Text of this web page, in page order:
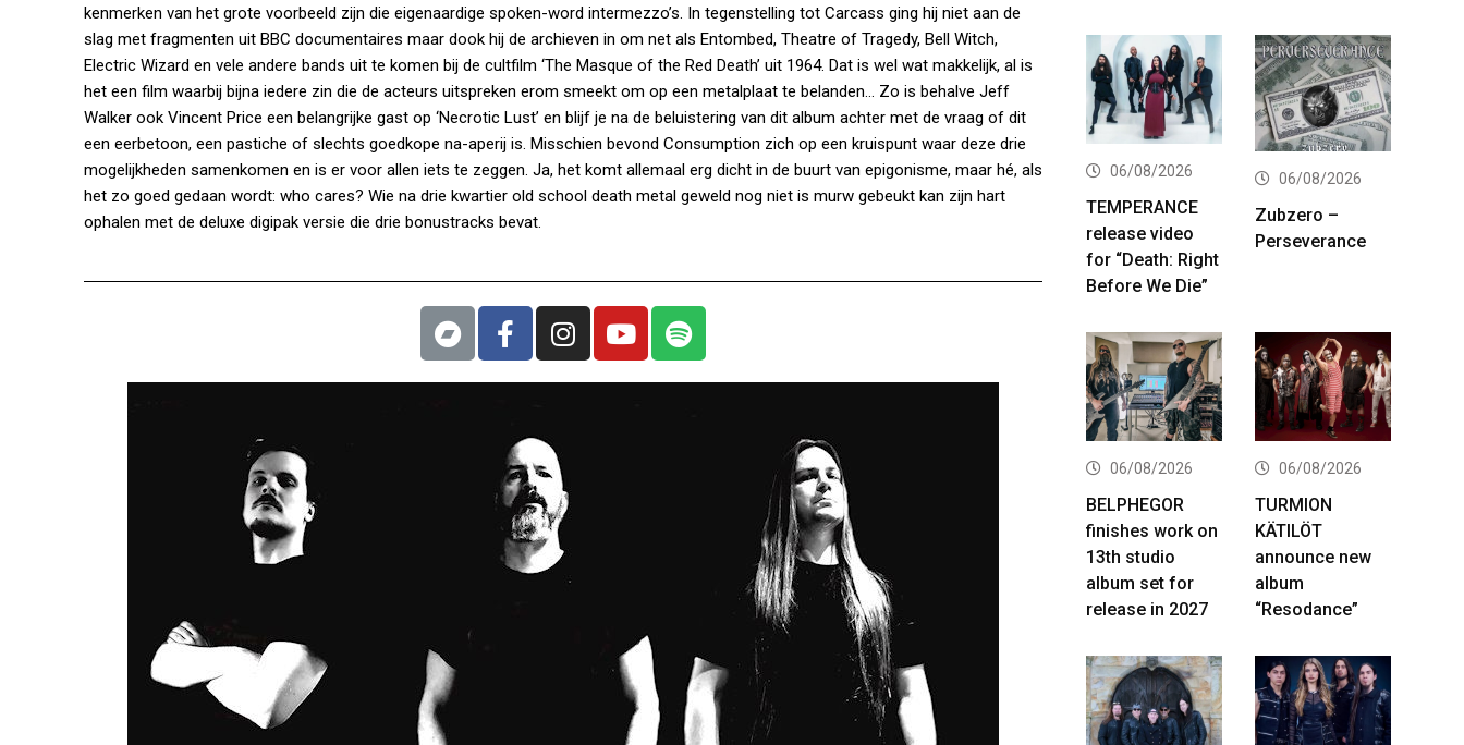
kenmerken van het grote voorbeeld zijn die eigenaardige spoken-word intermezzo’s. In tegenstelling tot Carcass ging hij niet aan de
slag met fragmenten uit BBC documentaires maar dook hij de archieven in om net als Entombed, Theatre of Tragedy, Bell Witch,
Electric Wizard en vele andere bands uit te komen bij de cultfilm ‘The Masque of the Red Death’ uit 1964. Dat is wel wat makkelijk, al is
het een film waarbij bijna iedere zin die de acteurs uitspreken erom smeekt om op een metalplaat te belanden… Zo is behalve Jeff
Walker ook Vincent Price een belangrijke gast op ‘Necrotic Lust’ en blijf je na de beluistering van dit album achter met de vraag of dit
een eerbetoon, een pastiche of slechts goedkope na-aperij is. Misschien bevond Consumption zich op een kruispunt waar deze drie
mogelijkheden samenkomen en is er voor allen iets te zeggen. Ja, het komt allemaal erg dicht in de buurt van epigonisme, maar hé, als
het zo goed gedaan wordt: who cares? Wie na drie kwartier old school death metal geweld nog niet is murw gebeukt kan zijn hart
ophalen met de deluxe digipak versie die drie bonustracks bevat.
06/08/2026
TEMPERANCE
release video
for “Death: Right
Before We Die”
06/08/2026
Zubzero –
Perseverance
06/08/2026
BELPHEGOR
finishes work on
13th studio
album set for
release in 2027
06/08/2026
TURMION
KÄTILÖT
announce new
album
“Resodance”